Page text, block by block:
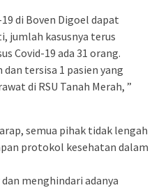
di Boven Digoel dapat
jumlah kasusnya terus
Covid-19 ada 31 orang.
tersisa 1 pasien yang
di RSU Tanah Merah, ”
semua pihak tidak lengah
protokol kesehatan dalam
menghindari adanya